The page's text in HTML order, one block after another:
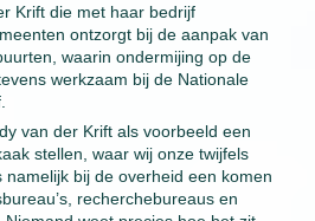
Krift die met haar bedrijf
ontzorgt bij de aanpak van
waarin ondermijing op de
werkzaam bij de Nationale
van der Krift als voorbeeld een
stellen, waar wij onze twijfels
namelijk bij de overheid een komen
recherchebureaus en